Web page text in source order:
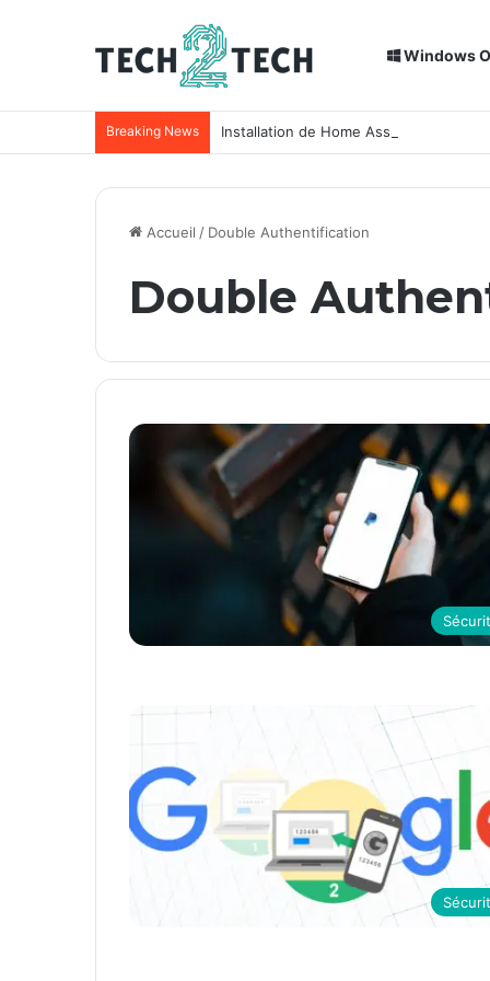
Windows
Breaking News Installation de Home Assistant sur un
Accueil / Double Authentification
Double